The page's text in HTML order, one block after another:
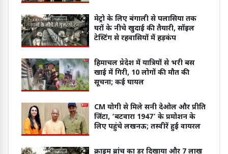
मेट्रो के लिए बंगाली से पलासिया तक
घरों के नीचे खुदाई की तैयारी, सॉइल
टेस्टिंग से रहवासियों में हड़कंप
हिमाचल प्रेदेश में यात्रियों से भरी बस
खाई में गिरी, 10 लोगों की मौत की
सूचना; कई घायल
CM योगी से मिले सनी देओल और प्रीति
जिंटा, ‘बटवारा 1947’ के प्रमोशन के
लिए पहुंचे लखनऊ; तस्वीरें हुईं वायरल
क्राइम ब्रांच का डर दिखाया और 7 लाख